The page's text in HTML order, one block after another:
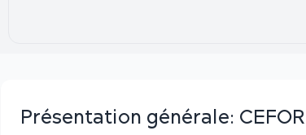
Présentation générale: